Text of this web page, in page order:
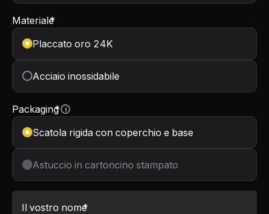
Materiale
*
Placcato oro 24K
Acciaio inossidabile
Packaging
* i
Scatola rigida con coperchio e base
Astuccio in cartoncino stampato
Il vostro nome
*